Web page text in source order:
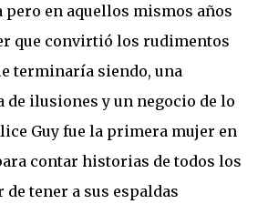
en aquellos mismos años
que convirtió los rudimentos
terminaría siendo, una
de ilusiones y un negocio de lo
Guy fue la primera mujer en
contar historias de todos los
de tener a sus espaldas